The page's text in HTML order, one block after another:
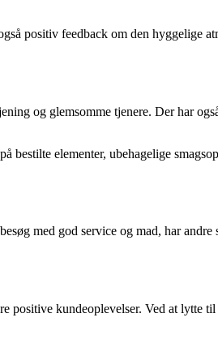
positiv feedback om den hyggelige
og glemsomme tjenere. Der har
bestilte elementer, ubehagelige
med god service og mad, har
positive kundeoplevelser. Ved at lytte